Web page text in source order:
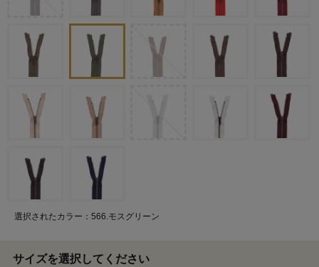
選択されたカラー：566.モスグリーン
サイズを選択してください